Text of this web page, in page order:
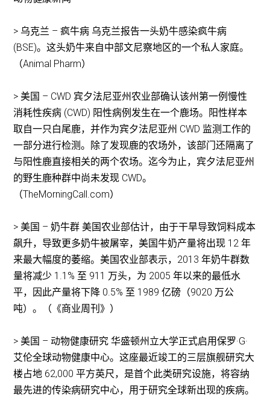
> 乌克兰 – 疯牛病 乌克兰报告一头奶牛感染疯牛病
(BSE)。这头奶牛来自中部文尼察地区的一个私人家庭。
（Animal Pharm）
> 美国 – CWD 宾夕法尼亚州农业部确认该州第一例慢性
消耗性疾病 (CWD) 阳性病例发生在一个鹿场。阳性样本
取自一只白尾鹿，并作为宾夕法尼亚州 CWD 监测工作的
一部分进行检测。除了发现鹿的农场外，该部门还隔离了
与阳性鹿直接相关的两个农场。迄今为止，宾夕法尼亚州
的野生鹿种群中尚未发现 CWD。
（TheMorningCall.com）
> 美国 – 奶牛群 美国农业部估计，由于干旱导致饲料成本
飙升，导致更多奶牛被屠宰，美国牛奶产量将出现 12 年
来最大幅度的萎缩。美国农业部表示，2013 年奶牛群数
量将减少 1.1% 至 911 万头，为 2005 年以来的最低水
平，因此产量将下降 0.5% 至 1989 亿磅（9020 万公
吨）。（《商业周刊》）
> 美国 – 动物健康研究 华盛顿州立大学正式启用保罗·G·
艾伦全球动物健康中心。这座最近竣工的三层旗舰研究大
楼占地 62,000 平方英尺，是首个此类研究设施，将容纳
最先进的传染病研究中心，用于研究全球新出现的疾病。